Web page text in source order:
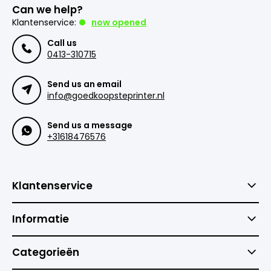
Can we help?
Klantenservice:
now opened
Call us
0413-310715
Send us an email
info@goedkoopsteprinter.nl
Send us a message
+31618476576
Klantenservice
Informatie
Categorieën